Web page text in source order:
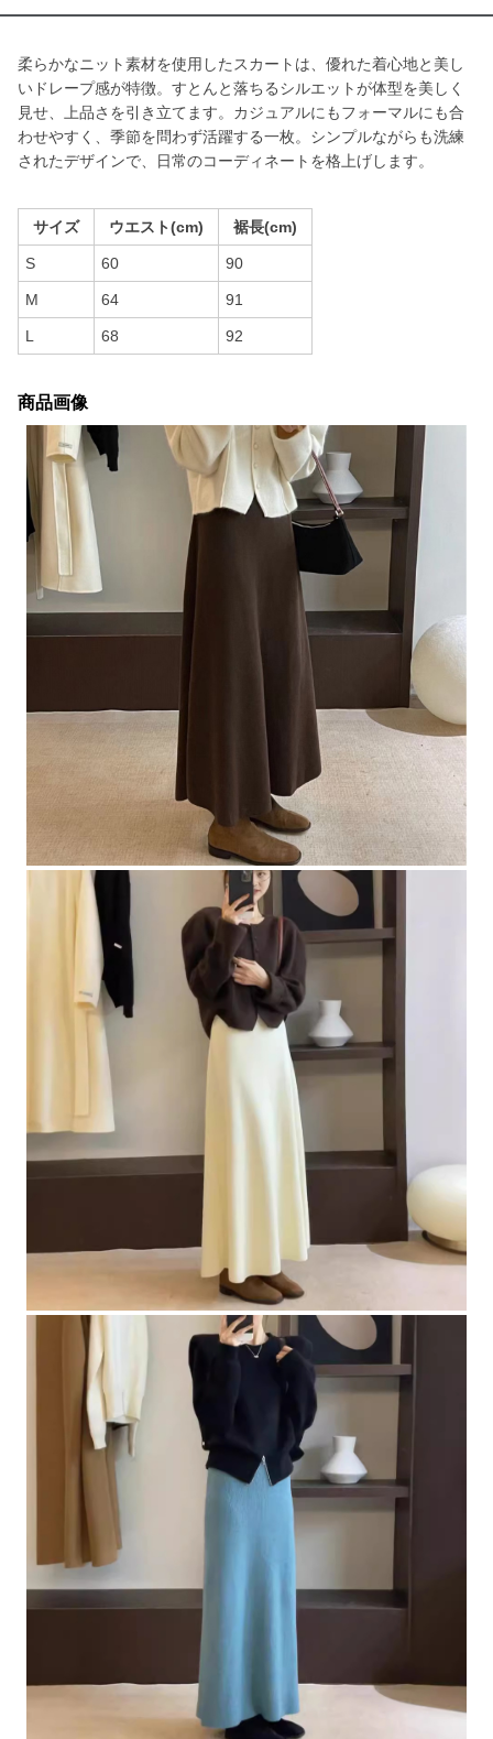
柔らかなニット素材を使用したスカートは、優れた着心地と美し
いドレープ感が特徴。すとんと落ちるシルエットが体型を美しく
見せ、上品さを引き立てます。カジュアルにもフォーマルにも合
わせやすく、季節を問わず活躍する一枚。シンプルながらも洗練
されたデザインで、日常のコーディネートを格上げします。
サイズ ウエスト(cm) 裾長(cm)
S 60 90
M 64 91
L 68 92
商品画像